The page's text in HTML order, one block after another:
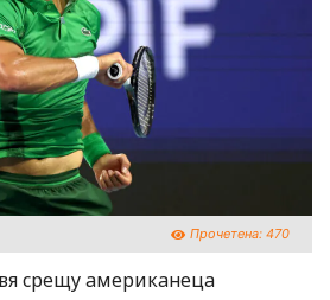
Прочетена: 470
срещу американеца